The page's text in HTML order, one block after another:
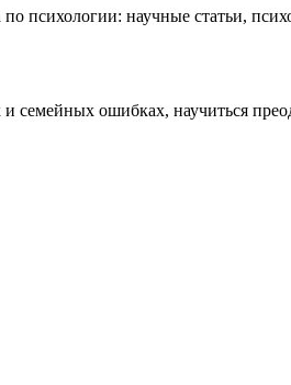
психологии: научные статьи,
ошибках, научиться